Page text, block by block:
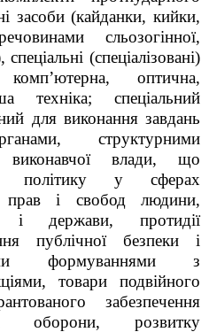
засоби (кайданки, кийки,
сльозогінної,
(спеціалізовані)
оптична,
техніка; спеціальний
для виконання завдань
структурними
виконавчої влади, що
політику у сферах
прав і свобод людини,
і держави, протидії
публічної безпеки і
формуваннями з
товари подвійного
забезпечення
оборони, розвитку